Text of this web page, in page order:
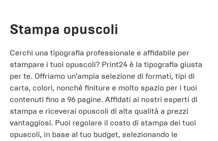
Stampa opuscoli
Cerchi una tipografia professionale e affidabile per
stampare i tuoi opuscoli? Print24 è la tipografia giusta
per te. Offriamo un'ampia selezione di formati, tipi di
carta, colori, nonché finiture e molto spazio per i tuoi
contenuti fino a 96 pagine. Affidati ai nostri esperti di
stampa e riceverai opuscoli di alta qualità a prezzi
vantaggiosi. Puoi regolare il costo di stampa dei tuoi
opuscoli, in base al tuo budget, selezionando le